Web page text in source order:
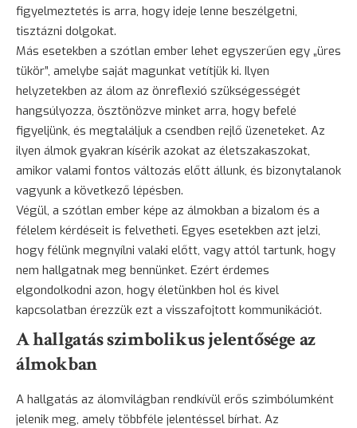
figyelmeztetés is arra, hogy ideje lenne beszélgetni,
tisztázni dolgokat.
Más esetekben a szótlan ember lehet egyszerűen egy „üres
tükör”, amelybe saját magunkat vetítjük ki. Ilyen
helyzetekben az álom az önreflexió szükségességét
hangsúlyozza, ösztönözve minket arra, hogy befelé
figyeljünk, és megtaláljuk a csendben rejlő üzeneteket. Az
ilyen álmok gyakran kísérik azokat az életszakaszokat,
amikor valami fontos változás előtt állunk, és bizonytalanok
vagyunk a következő lépésben.
Végül, a szótlan ember képe az álmokban a bizalom és a
félelem kérdéseit is felvetheti. Egyes esetekben azt jelzi,
hogy félünk megnyílni valaki előtt, vagy attól tartunk, hogy
nem hallgatnak meg bennünket. Ezért érdemes
elgondolkodni azon, hogy életünkben hol és kivel
kapcsolatban érezzük ezt a visszafojtott kommunikációt.
A hallgatás szimbolikus jelentősége az
álmokban
A hallgatás az álomvilágban rendkívül erős szimbólumként
jelenik meg, amely többféle jelentéssel bírhat. Az